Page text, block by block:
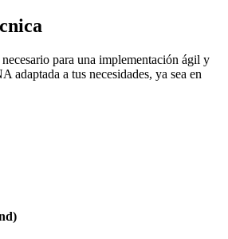
para una implementación ágil y
adaptada a tus necesidades, ya sea en